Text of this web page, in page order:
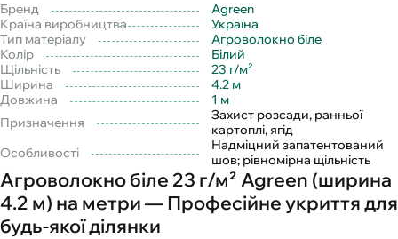
Бренд
Agreen
Країна виробництва
Україна
Тип матеріалу
Агроволокно біле
Колір
Білий
Щільність
23 г/м²
Ширина
4.2 м
Довжина
1 м
Призначення
Захист розсади, ранньої
картоплі, ягід
Особливості
Надміцний запатентований
шов; рівномірна щільність
Агроволокно біле 23 г/м² Agreen (ширина
4.2 м) на метри — Професійне укриття для
будь-якої ділянки